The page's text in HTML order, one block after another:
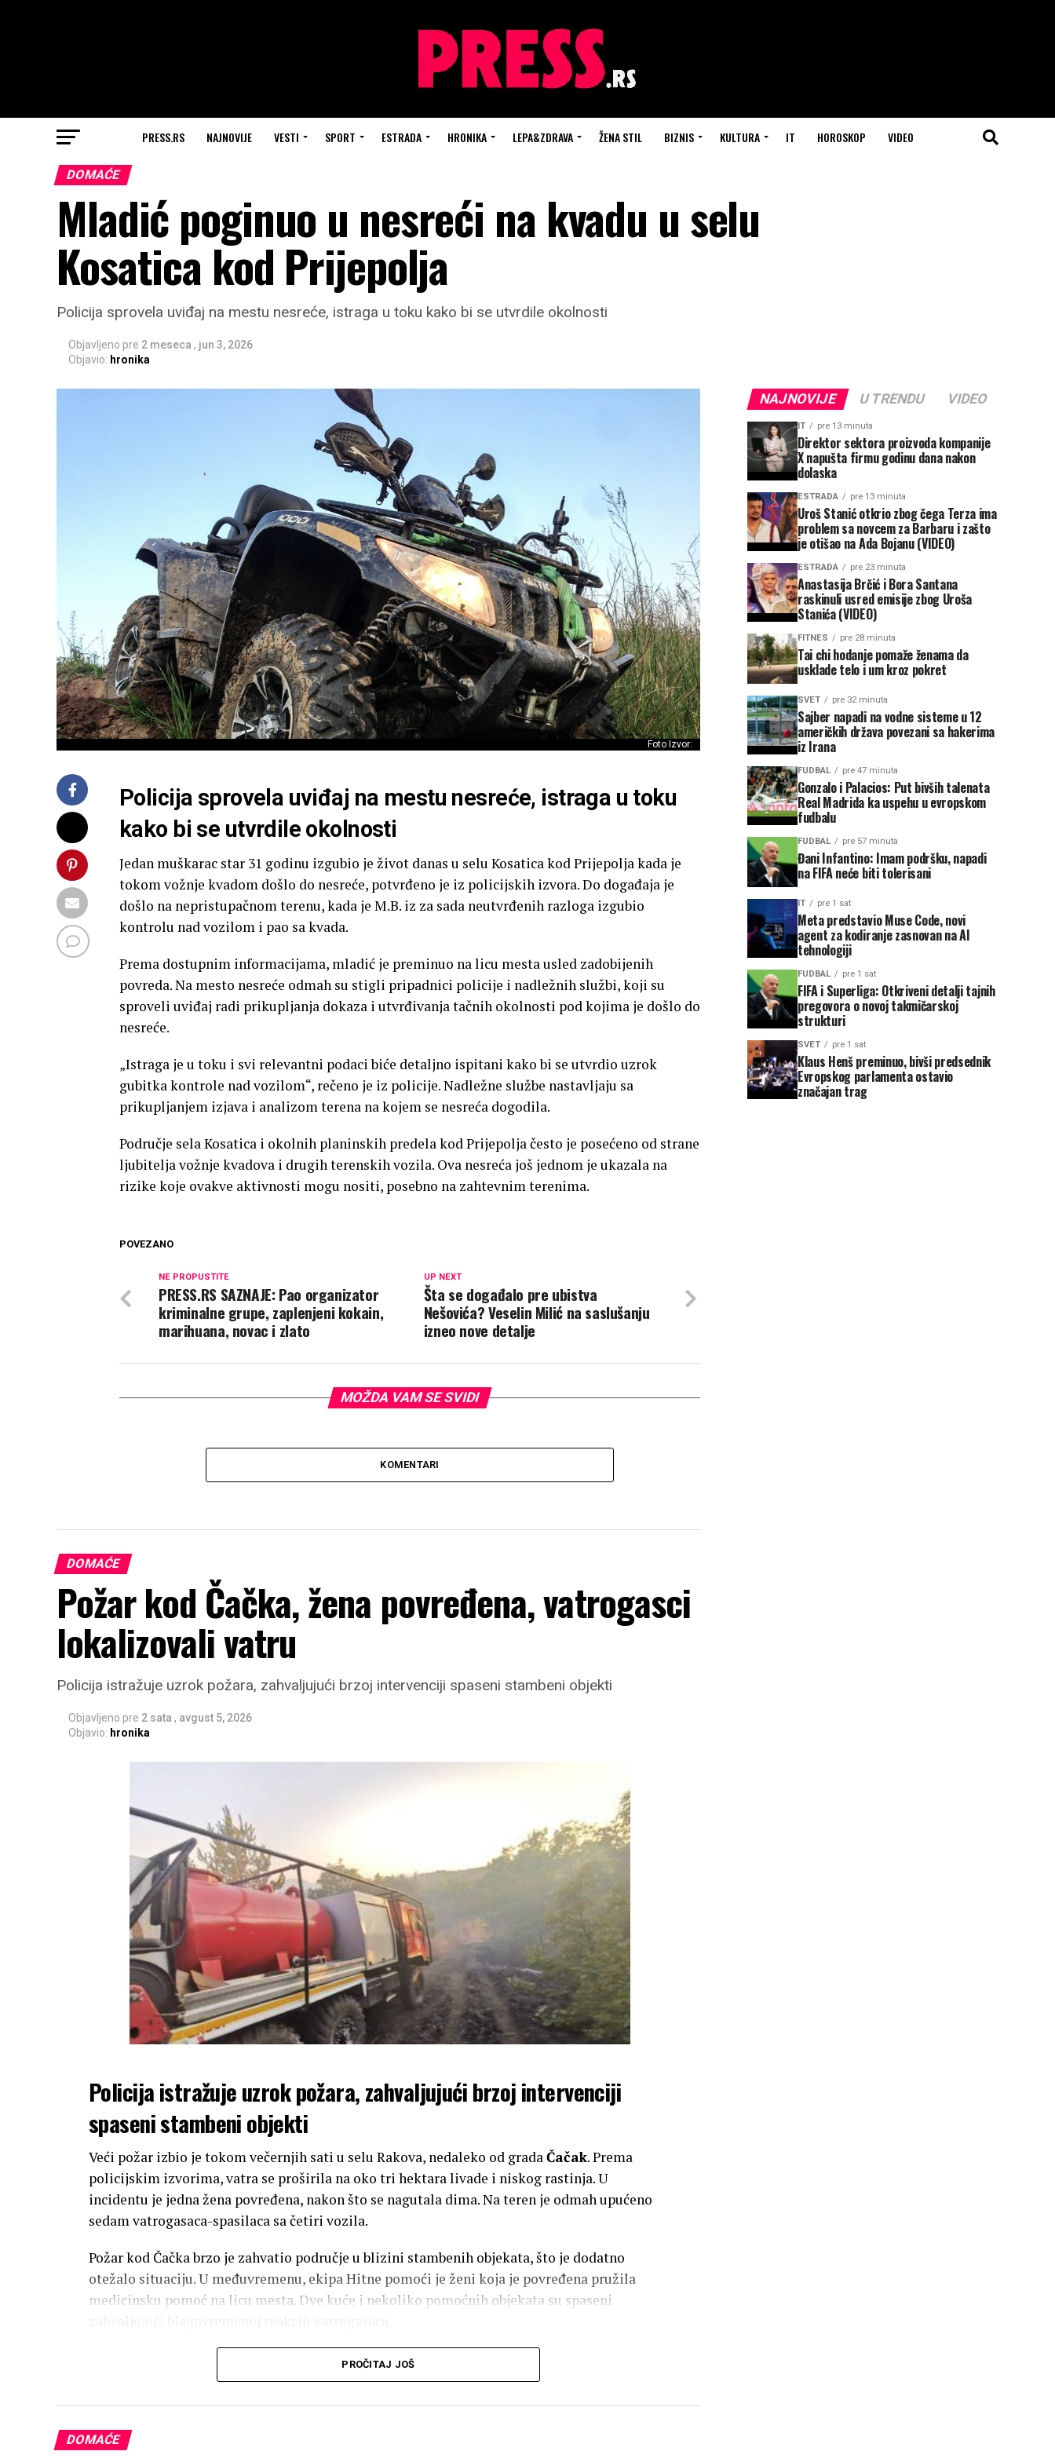
PRESS.RS NAJNOVIJE VESTI SPORT ESTRADA HRONIKA LEPA&ZDRAVA ŽENA STIL BIZNIS KULTURA IT HOROSKOP VIDEO
DOMAĆE
Mladić poginuo u nesreći na kvadu u selu
Kosatica kod Prijepolja
Policija sprovela uviđaj na mestu nesreće, istraga u toku kako bi se utvrdile okolnosti
Objavljeno pre 2 meseca , jun 3, 2026
Objavio: hronika
Foto Izvor:
Policija sprovela uviđaj na mestu nesreće, istraga u toku
kako bi se utvrdile okolnosti
Jedan muškarac star 31 godinu izgubio je život danas u selu Kosatica kod Prijepolja kada je
tokom vožnje kvadom došlo do nesreće, potvrđeno je iz policijskih izvora. Do događaja je
došlo na nepristupačnom terenu, kada je M.B. iz za sada neutvrđenih razloga izgubio
kontrolu nad vozilom i pao sa kvada.
Prema dostupnim informacijama, mladić je preminuo na licu mesta usled zadobijenih
povreda. Na mesto nesreće odmah su stigli pripadnici policije i nadležnih službi, koji su
sproveli uviđaj radi prikupljanja dokaza i utvrđivanja tačnih okolnosti pod kojima je došlo do
nesreće.
„Istraga je u toku i svi relevantni podaci biće detaljno ispitani kako bi se utvrdio uzrok
gubitka kontrole nad vozilom“, rečeno je iz policije. Nadležne službe nastavljaju sa
prikupljanjem izjava i analizom terena na kojem se nesreća dogodila.
Područje sela Kosatica i okolnih planinskih predela kod Prijepolja često je posećeno od strane
ljubitelja vožnje kvadova i drugih terenskih vozila. Ova nesreća još jednom je ukazala na
rizike koje ovakve aktivnosti mogu nositi, posebno na zahtevnim terenima.
POVEZANO
UP NEXT
Šta se događalo pre ubistva
Nešovića? Veselin Milić na saslušanju
izneo nove detalje
NE PROPUSTITE
PRESS.RS SAZNAJE: Pao organizator
kriminalne grupe, zaplenjeni kokain,
marihuana, novac i zlato
MOŽDA VAM SE SVIDI
KOMENTARI
DOMAĆE
Požar kod Čačka, žena povređena, vatrogasci
lokalizovali vatru
Policija istražuje uzrok požara, zahvaljujući brzoj intervenciji spaseni stambeni objekti
Objavljeno pre 2 sata , avgust 5, 2026
Objavio: hronika
Policija istražuje uzrok požara, zahvaljujući brzoj intervenciji
spaseni stambeni objekti
Veći požar izbio je tokom večernjih sati u selu Rakova, nedaleko od gradaČačak. Prema
policijskim izvorima, vatra se proširila na oko tri hektara livade i niskog rastinja. U
incidentu je jedna žena povređena, nakon što se nagutala dima. Na teren je odmah upućeno
sedam vatrogasaca-spasilaca sa četiri vozila.
Požar kod Čačka brzo je zahvatio područje u blizini stambenih objekata, što je dodatno
otežalo situaciju. U međuvremenu, ekipa Hitne pomoći je ženi koja je povređena pružila
medicinsku pomoć na licu mesta. Dve kuće i nekoliko pomoćnih objekata su spaseni
Detalji intervencije i podrška na terenu
Zahvaljujući zajedničkom angažovanju svih ekipa, požar kod Čačka lokalizovan je oko 20
PROČITAJ JOŠ
DOMAĆE
NAJNOVIJE U TRENDU VIDEO
IT pre 13 minuta
Direktor sektora proizvoda kompanije
X napušta firmu godinu dana nakon
dolaska
ESTRADA pre 13 minuta
Uroš Stanić otkrio zbog čega Terza ima
problem sa novcem za Barbaru i zašto
je otišao na Ada Bojanu (VIDEO)
ESTRADA pre 23 minuta
Anastasija Brčić i Bora Santana
raskinuli usred emisije zbog Uroša
Stanića (VIDEO)
FITNES pre 28 minuta
Tai chi hodanje pomaže ženama da
usklade telo i um kroz pokret
SVET pre 32 minuta
Sajber napadi na vodne sisteme u 12
američkih država povezani sa hakerima
iz Irana
FUDBAL pre 47 minuta
Gonzalo i Palacios: Put bivših talenata
Real Madrida ka uspehu u evropskom
fudbalu
FUDBAL pre 57 minuta
Đani Infantino: Imam podršku, napadi
na FIFA neće biti tolerisani
IT pre 1 sat
Meta predstavio Muse Code, novi
agent za kodiranje zasnovan na AI
tehnologiji
FUDBAL pre 1 sat
FIFA i Superliga: Otkriveni detalji tajnih
pregovora o novoj takmičarskoj
strukturi
SVET pre 1 sat
Klaus Henš preminuo, bivši predsednik
Evropskog parlamenta ostavio
značajan trag